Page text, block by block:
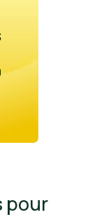
pour